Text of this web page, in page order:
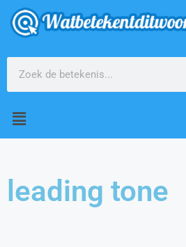
leading tone